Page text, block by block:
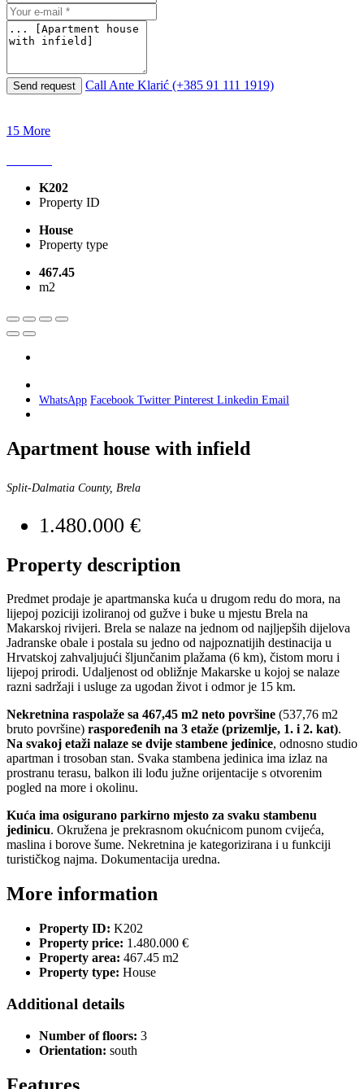
Send request Call Ante Klarić (+385 91 111 1919)
15 More
K202
Property ID
House
Property type
467.45
m2
WhatsApp Facebook Twitter Pinterest Linkedin Email
Apartment house with infield
Split-Dalmatia County, Brela
1.480.000 €
Property description
Predmet prodaje je apartmanska kuća u drugom redu do mora, na
lijepoj poziciji izoliranoj od gužve i buke u mjestu Brela na
Makarskoj rivijeri. Brela se nalaze na jednom od najljepših dijelova
Jadranske obale i postala su jedno od najpoznatijih destinacija u
Hrvatskoj zahvaljujući šljunčanim plažama (6 km), čistom moru i
lijepoj prirodi. Udaljenost od obližnje Makarske u kojoj se nalaze
razni sadržaji i usluge za ugodan život i odmor je 15 km.
Nekretnina raspolaže sa 467,45 m2 neto površine (537,76 m2
bruto površine) raspoređenih na 3 etaže (prizemlje, 1. i 2. kat).
Na svakoj etaži nalaze se dvije stambene jedinice, odnosno studio
apartman i trosoban stan. Svaka stambena jedinica ima izlaz na
prostranu terasu, balkon ili lođu južne orijentacije s otvorenim
pogled na more i okolinu.
Kuća ima osigurano parkirno mjesto za svaku stambenu
jedinicu. Okružena je prekrasnom okućnicom punom cvijeća,
maslina i borove šume. Nekretnina je kategorizirana i u funkciji
turističkog najma. Dokumentacija uredna.
More information
Property ID: K202
Property price: 1.480.000 €
Property area: 467.45 m2
Property type: House
Additional details
Number of floors: 3
Orientation: south
Features